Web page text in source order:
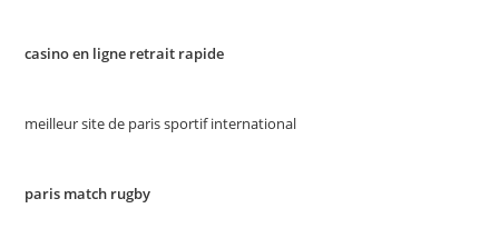
casino en ligne retrait rapide
meilleur site de paris sportif international
paris match rugby